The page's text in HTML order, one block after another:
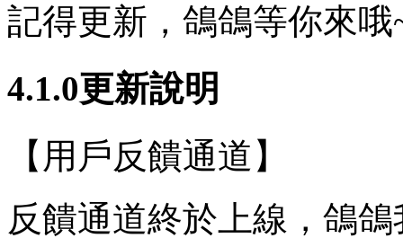
記得更新，鴿鴿等你來哦
4.1.0更新說明
【用戶反饋通道】
反饋通道終於上線，鴿